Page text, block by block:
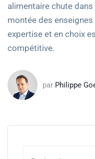
alimentaire chute
montée des
expertise et en choix
compétitive.
par Philippe